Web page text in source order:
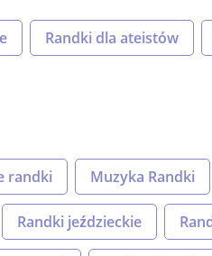
Randki dla ateistów
randki Muzyka Randki
Randki jeździeckie